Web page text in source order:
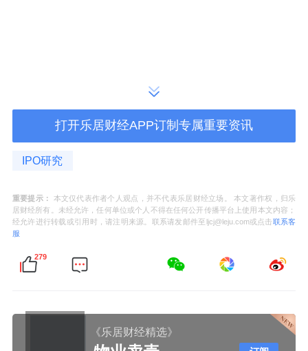
打开乐居财经APP订制专属重要资讯
IPO研究
重要提示：
本文仅代表作者个人观点，并不代表乐居财经立场。 本文著作权，归乐
居财经所有。未经允许，任何单位或个人不得在任何公开传播平台上使用本文内容；
经允许进行转载或引用时，请注明来源。联系请发邮件至ljcj@leju.com或点击联系客
服
279
《乐居财经精选》